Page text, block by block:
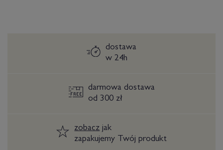
dostawa
w 24h
darmowa dostawa
od 300 zł
zobaczjak
zapakujemy Twój produkt